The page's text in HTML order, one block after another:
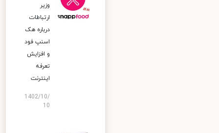
وزیر
ارتباطات
درباره هک
اسنپ‌ فود
و افزایش
تعرفه
اینترنت
1402/10/
10